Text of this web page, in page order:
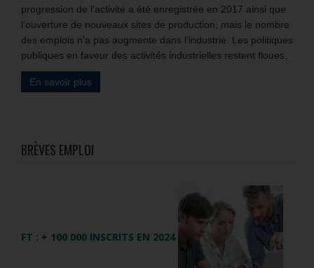
progression de l’activité a été enregistrée en 2017 ainsi que
l’ouverture de nouveaux sites de production, mais le nombre
des emplois n’a pas augmente dans l’industrie. Les politiques
publiques en faveur des activités industrielles restent floues.
En savoir plus
BRÈVES EMPLOI
FT : + 100 000 INSCRITS EN 2024